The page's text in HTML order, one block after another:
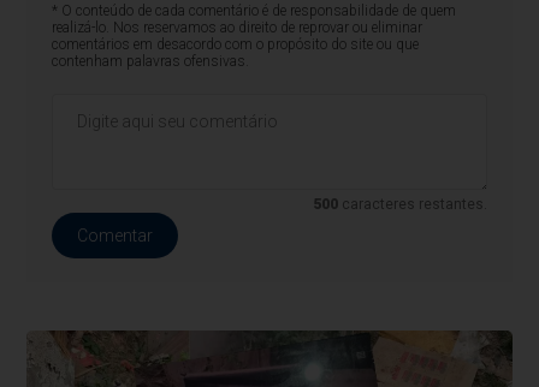
* O conteúdo de cada comentário é de responsabilidade de quem
realizá-lo. Nos reservamos ao direito de reprovar ou eliminar
comentários em desacordo com o propósito do site ou que
contenham palavras ofensivas.
500 caracteres restantes.
Comentar